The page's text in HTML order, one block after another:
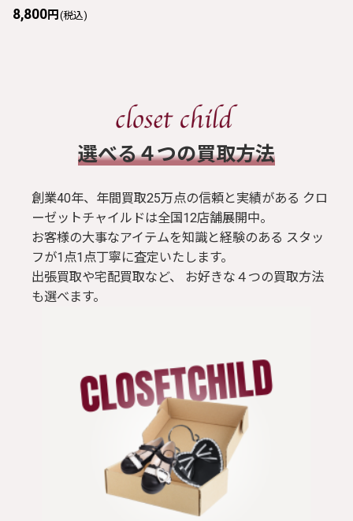
8,800円 (税込)
​選べる４つの買取方法
創業40年、年間買取25万点の信頼と実績がある クロ
ーゼットチャイルドは全国12店舗展開中。
お客様の大事なアイテムを知識と経験のある スタッ
フが1点1点丁寧に査定いたします。
出張買取や宅配買取など、 お好きな４つの買取方法
も選べます。